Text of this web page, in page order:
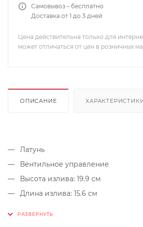
Самовывоз – бесплатно
Доставка от 1 до 3 дней
Цена действительна только для
может отличаться от цен в розничных
ОПИСАНИЕ
Латунь
Вентильное управление
Высота излива: 19.9 см
Длина излива: 15.6 см